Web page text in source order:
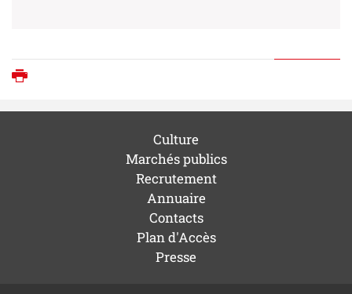
Culture
Marchés publics
Recrutement
Annuaire
Contacts
Plan d'Accès
Presse